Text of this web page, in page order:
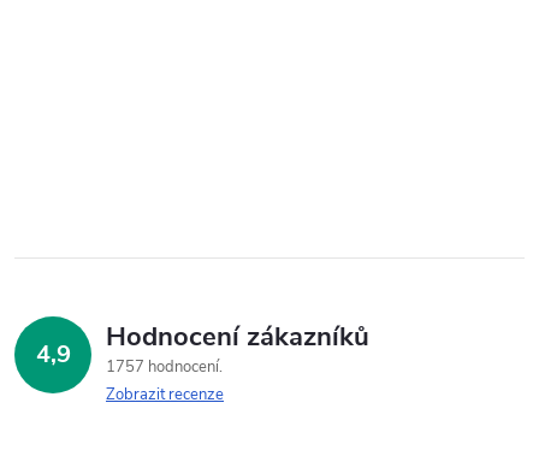
4,9 Hodnocení zákazníků
1757 hodnocení
Zobrazit recenze